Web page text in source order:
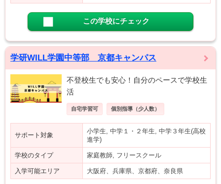
この学校にチェック
学研WILL学園中等部 京都キャンパス
不登校生でも安心！自分のペースで学校生
活
自宅学習可 個別指導（少人数）
サポート対象
小学生, 中学１・２年生, 中学３年生(高校
進学)
学校のタイプ 家庭教師, フリースクール
入学可能エリア 大阪府、兵庫県、京都府、奈良県